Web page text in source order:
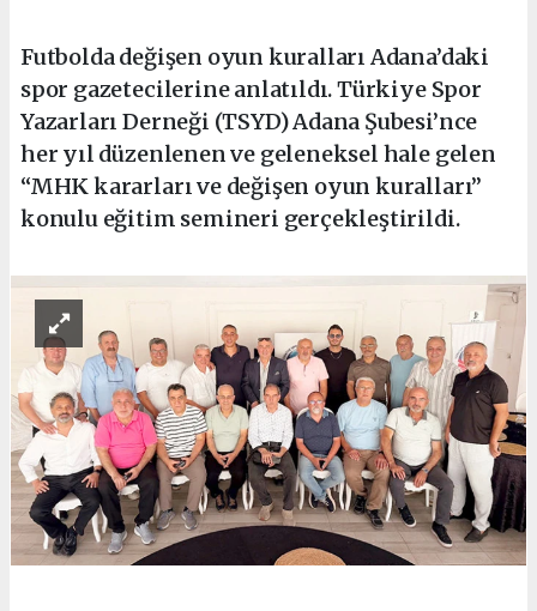
Futbolda değişen oyun kuralları Adana’daki
spor gazetecilerine anlatıldı. Türkiye Spor
Yazarları Derneği (TSYD) Adana Şubesi’nce
her yıl düzenlenen ve geleneksel hale gelen
“MHK kararları ve değişen oyun kuralları”
konulu eğitim semineri gerçekleştirildi.